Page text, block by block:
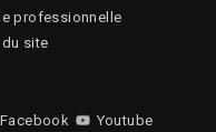
professionnelle
site
Facebook Youtube